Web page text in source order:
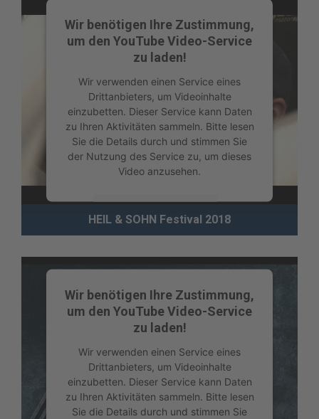
Wir benötigen Ihre Zustimmung,
um den YouTube Video-Service
zu laden!
Wir verwenden einen Service eines
Drittanbieters, um Videoinhalte
einzubetten. Dieser Service kann Daten
zu Ihren Aktivitäten sammeln. Bitte lesen
Sie die Details durch und stimmen Sie
der Nutzung des Service zu, um dieses
Video anzusehen.
powered byUsercentrics Consent
HEIL & SOHN Festival 2018
Wir benötigen Ihre Zustimmung,
um den YouTube Video-Service
zu laden!
Wir verwenden einen Service eines
Drittanbieters, um Videoinhalte
einzubetten. Dieser Service kann Daten
zu Ihren Aktivitäten sammeln. Bitte lesen
Sie die Details durch und stimmen Sie